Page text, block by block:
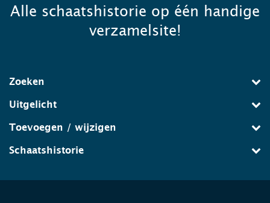
Alle schaatshistorie op één handige
verzamelsite!
Zoeken
Uitgelicht
Toevoegen / wijzigen
Schaatshistorie